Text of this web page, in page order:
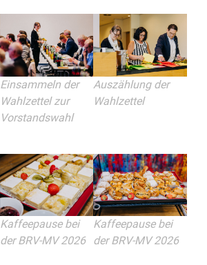
Einsammeln der
Wahlzettel zur
Vorstandswahl
Auszählung der
Wahlzettel
Kaffeepause bei
der BRV-MV 2026
Kaffeepause bei
der BRV-MV 2026